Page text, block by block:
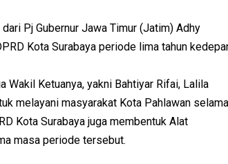
Pj Gubernur Jawa Timur (Jatim) Adhy
Kota Surabaya periode lima tahun
Wakil Ketuanya, yakni Bahtiyar Rifai, Lalila
melayani masyarakat Kota Pahlawan
Kota Surabaya juga membentuk Alat
masa periode tersebut.